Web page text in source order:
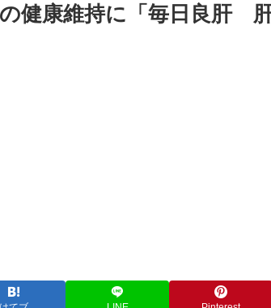
健康維持に「毎日良肝